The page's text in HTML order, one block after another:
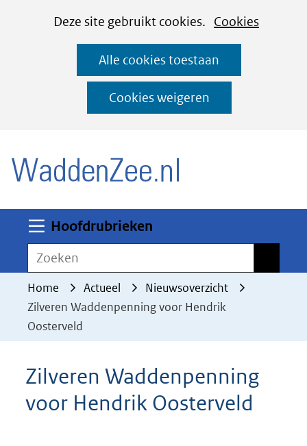
CookiesDeze site gebruikt cookies. Cookies
deze
worden
toegestaan
geweigerd.
Alle cookies toestaan
Cookies weigeren
Ga
naar
de
inhoud
Hoofdrubrieken
Zoeken
Home Actueel
Nieuwsoverzicht
Zilveren Waddenpenning voor Hendrik
Oosterveld
Zilveren Waddenpenning
voor Hendrik Oosterveld